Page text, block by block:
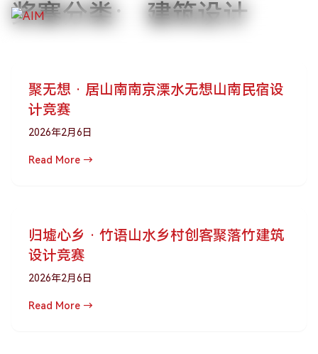
跳到主要内容
奖赛分类： 建筑设计
聚无想 · 居山南南京溧水无想山南民宿设
计竞赛
2026年2月6日
Read More →
归墟心乡 · 竹语山水乡村创客聚落竹建筑
设计竞赛
2026年2月6日
Read More →